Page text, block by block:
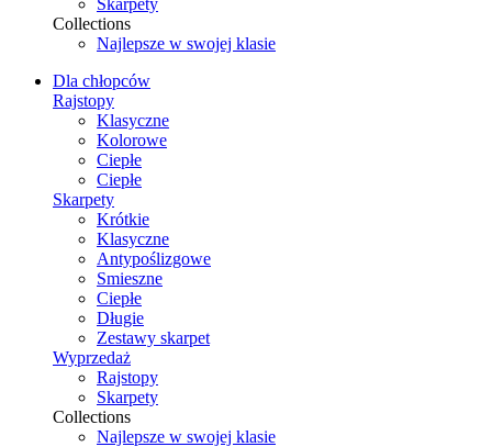
Skarpety
Collections
Najlepsze w swojej klasie
Dla chłopców
Rajstopy
Klasyczne
Kolorowe
Ciepłe
Ciepłe
Skarpety
Krótkie
Klasyczne
Antypoślizgowe
Smieszne
Ciepłe
Długie
Zestawy skarpet
Wyprzedaż
Rajstopy
Skarpety
Collections
Najlepsze w swojej klasie